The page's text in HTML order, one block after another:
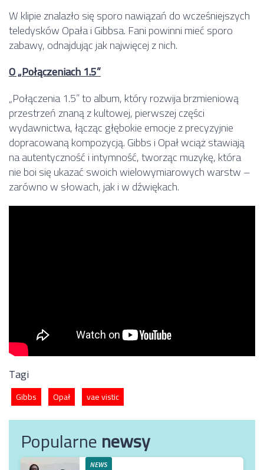
W klipie znalazło się sporo nawiązań do wcześniejszych
teledysków Opała i Gibbsa. Fani powinni mieć sporo
zabawy, odnajdując jak najwięcej z nich.
O „Połączeniach 1.5”
„Połączenia 1.5” to album, który rozwija brzmieniową
przestrzeń znaną z kultowej, pierwszej części
wydawnictwa, łącząc głębokie emocje z precyzyjnie
dopracowaną kompozycją. Gibbs i Opał wciąż stawiają
na autentyczność i intymność, tworząc muzykę, która
nie boi się ukazać swoich wielowymiarowych warstw –
zarówno w słowach, jak i w dźwiękach.
Tagi
Gibbs Opał vae vistic
Popularnenewsy
NEWS